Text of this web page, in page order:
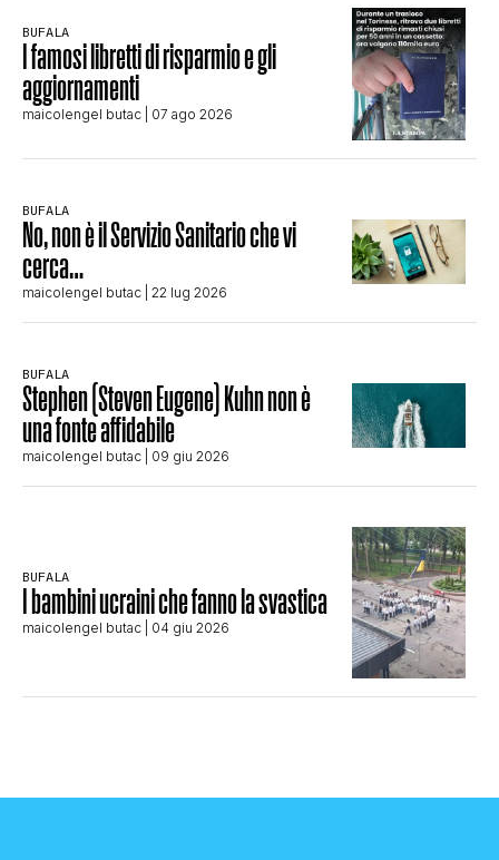
BUFALA
I famosi libretti di risparmio e gli
aggiornamenti
maicolengel butac | 07 ago 2026
BUFALA
No, non è il Servizio Sanitario che vi
cerca…
maicolengel butac | 22 lug 2026
BUFALA
Stephen (Steven Eugene) Kuhn non è
una fonte affidabile
maicolengel butac | 09 giu 2026
BUFALA
I bambini ucraini che fanno la svastica
maicolengel butac | 04 giu 2026